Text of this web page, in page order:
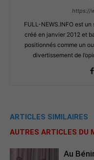
https://
FULL-NEWS.INFO est
créé en janvier 2012 et
positionnés comme un
divertissement de
ARTICLES SIMILAIRES
AUTRES ARTICLES DU
Au